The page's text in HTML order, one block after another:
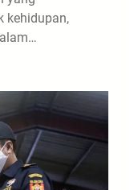
kehidupan,